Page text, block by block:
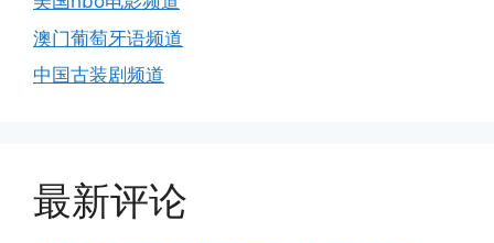
澳门葡萄牙语频道
中国古装剧频道
最新评论